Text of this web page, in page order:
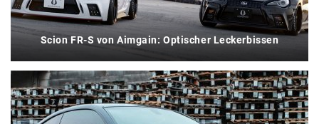
Scion FR-S von Aimgain: Optischer Leckerbissen